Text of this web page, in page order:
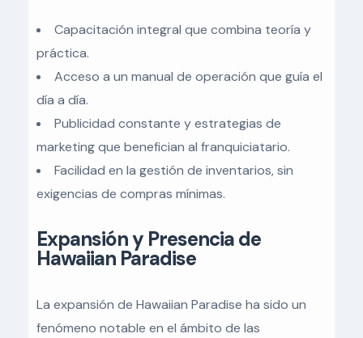
Capacitación integral que combina teoría y
práctica.
Acceso a un manual de operación que guía el
día a día.
Publicidad constante y estrategias de
marketing que benefician al franquiciatario.
Facilidad en la gestión de inventarios, sin
exigencias de compras mínimas.
Expansión y Presencia de
Hawaiian Paradise
La expansión de Hawaiian Paradise ha sido un
fenómeno notable en el ámbito de las